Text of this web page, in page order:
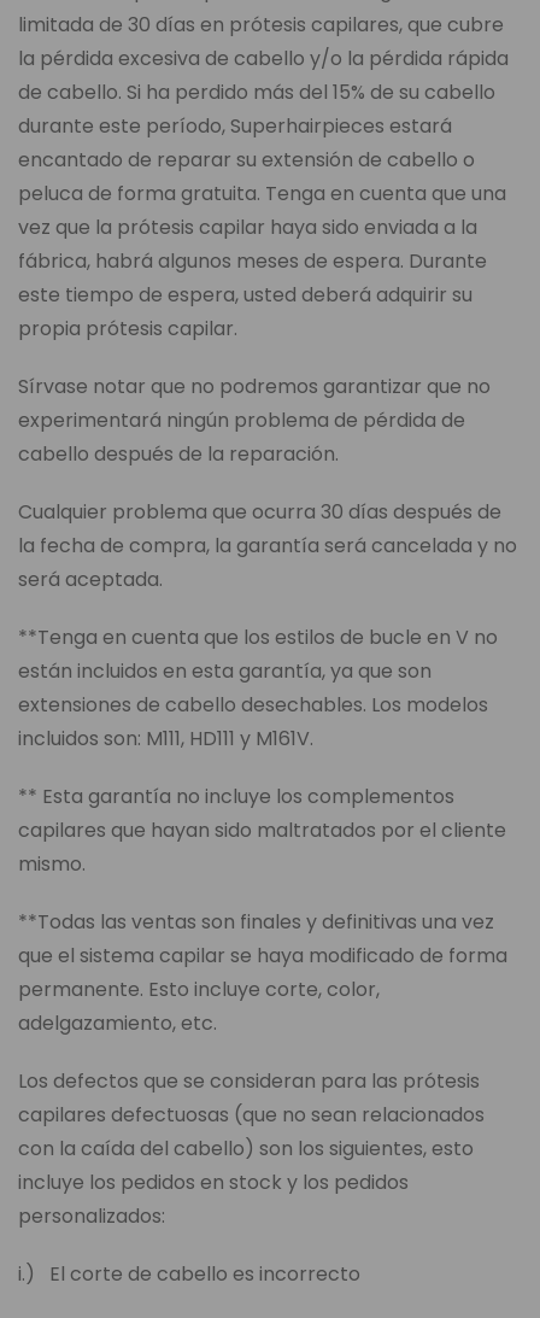
limitada de 30 días en prótesis capilares, que cubre
la pérdida excesiva de cabello y/o la pérdida rápida
de cabello. Si ha perdido más del 15% de su cabello
durante este período, Superhairpieces estará
encantado de reparar su extensión de cabello o
peluca de forma gratuita. Tenga en cuenta que una
vez que la prótesis capilar haya sido enviada a la
fábrica, habrá algunos meses de espera. Durante
este tiempo de espera, usted deberá adquirir su
propia prótesis capilar.
Sírvase notar que no podremos garantizar que no
experimentará ningún problema de pérdida de
cabello después de la reparación.
Cualquier problema que ocurra 30 días después de
la fecha de compra, la garantía será cancelada y no
será aceptada.
**Tenga en cuenta que los estilos de bucle en V no
están incluidos en esta garantía, ya que son
extensiones de cabello desechables. Los modelos
incluidos son: M111, HD111 y M161V.
** Esta garantía no incluye los complementos
capilares que hayan sido maltratados por el cliente
mismo.
**Todas las ventas son finales y definitivas una vez
que el sistema capilar se haya modificado de forma
permanente. Esto incluye corte, color,
adelgazamiento, etc.
Los defectos que se consideran para las prótesis
capilares defectuosas (que no sean relacionados
con la caída del cabello) son los siguientes, esto
incluye los pedidos en stock y los pedidos
personalizados:
i.) El corte de cabello es incorrecto